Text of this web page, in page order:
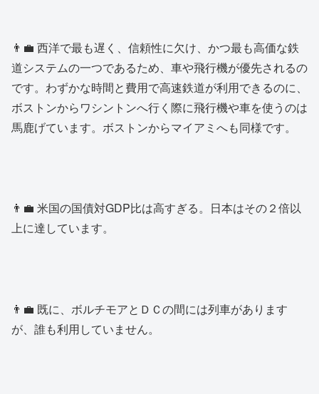
👨‍💼 西洋で最も遅く、信頼性に欠け、かつ最も高価な鉄
道システムの一つであるため、車や飛行機が優先されるの
です。わずかな時間と費用で高速鉄道が利用できるのに、
ボストンからワシントンへ行く際に飛行機や車を使うのは
馬鹿げています。ボストンからマイアミへも同様です。
👨‍💼 米国の国債対GDP比は高すぎる。日本はその２倍以
上に達しています。
👨‍💼 既に、ボルチモアとＤＣの間には列車があります
が、誰も利用していません。